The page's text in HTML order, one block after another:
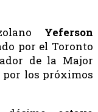
Yeferson
por el Toronto
de la Major
por los próximos